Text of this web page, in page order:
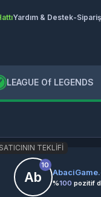
Yardım & Destek-
LEAGUE Of LEGENDS
SATICININ TEKLIFI
10
Ab %100 pozitif